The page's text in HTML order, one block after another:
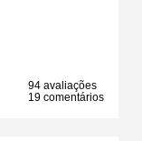
94 avaliações
19 comentários